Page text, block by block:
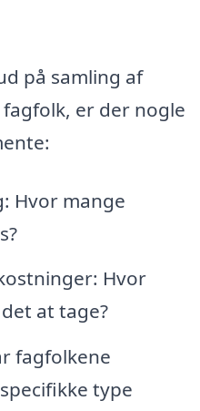
på samling af
er der nogle
Hvor mange
Hvor
at tage?
fagfolkene
type